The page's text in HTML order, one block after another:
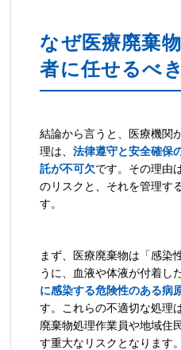
なぜ医療廃棄
者に任せるべ
結論から言うと、医療機関
理は、法律遵守と安全確保
託が不可欠です。その理由
のリスクと、それを管理す
す。
まず、医療廃棄物は「感染
うに、血液や体液が付着し
に感染する危険性のある病
す。これらの不適切な処理
廃棄物処理作業員や地域住
す重大なリスクとなります